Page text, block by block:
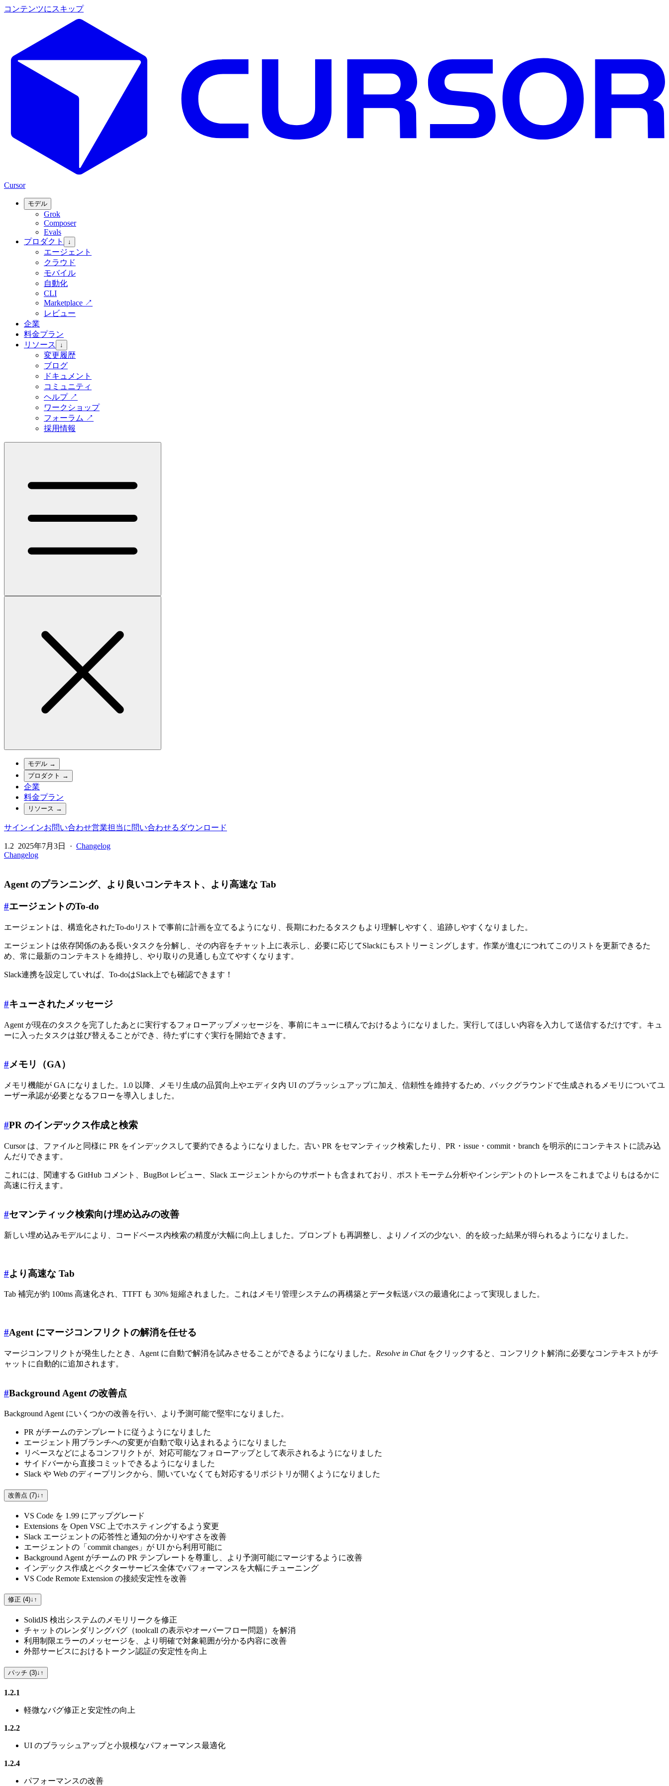
コンテンツにスキップ
Cursor
モデル
Grok
Composer
Evals
プロダクト
↓
エージェント
クラウド
モバイル
自動化
CLI
Marketplace ↗
レビュー
企業
料金プラン
リソース
↓
変更履歴
ブログ
ドキュメント
コミュニティ
ヘルプ↗
ワークショップ
フォーラム ↗
採用情報
モデル →
プロダクト →
企業
料金プラン
リソース →
サインインお問い合わせ営業担当に問い合わせる ダウンロード
1.2 2025年7月3日 · Changelog
Changelog
Agent のプランニング、より良いコンテキスト、より高速な Tab
#エージェントのTo-do
エージェントは、構造化されたTo-doリストで事前に計画を立てるようになり、長期にわたるタスクもより理解しやすく、追跡しやすくなりました。
エージェントは依存関係のある長いタスクを分解し、その内容をチャット上に表示し、必要に応じてSlackにもストリーミングします。作業が進むにつれてこのリストを更新できるた
め、常に最新のコンテキストを維持し、やり取りの見通しも立てやすくなります。
Slack連携を設定していれば、To-doはSlack上でも確認できます！
#キューされたメッセージ
Agent が現在のタスクを完了したあとに実行するフォローアップメッセージを、事前にキューに積んでおけるようになりました。実行してほしい内容を入力して送信するだけです。キュ
ーに入ったタスクは並び替えることができ、待たずにすぐ実行を開始できます。
#メモリ（GA）
メモリ機能が GA になりました。1.0 以降、メモリ生成の品質向上やエディタ内 UI のブラッシュアップに加え、信頼性を維持するため、バックグラウンドで生成されるメモリについてユ
ーザー承認が必要となるフローを導入しました。
#PR のインデックス作成と検索
Cursor は、ファイルと同様に PR をインデックスして要約できるようになりました。古い PR をセマンティック検索したり、PR・issue・commit・branch を明示的にコンテキストに読み込
んだりできます。
これには、関連する GitHub コメント、BugBot レビュー、Slack エージェントからのサポートも含まれており、ポストモーテム分析やインシデントのトレースをこれまでよりもはるかに
高速に行えます。
#セマンティック検索向け埋め込みの改善
新しい埋め込みモデルにより、コードベース内検索の精度が大幅に向上しました。プロンプトも再調整し、よりノイズの少ない、的を絞った結果が得られるようになりました。
#より高速な Tab
Tab 補完が約 100ms 高速化され、TTFT も 30% 短縮されました。これはメモリ管理システムの再構築とデータ転送パスの最適化によって実現しました。
#Agent にマージコンフリクトの解消を任せる
マージコンフリクトが発生したとき、Agent に自動で解消を試みさせることができるようになりました。 Resolve in Chatをクリックすると、コンフリクト解消に必要なコンテキストがチ
ャットに自動的に追加されます。
#Background Agent の改善点
Background Agent にいくつかの改善を行い、より予測可能で堅牢になりました。
PR がチームのテンプレートに従うようになりました
エージェント用ブランチへの変更が自動で取り込まれるようになりました
リベースなどによるコンフリクトが、対応可能なフォローアップとして表示されるようになりました
サイドバーから直接コミットできるようになりました
Slack や Web のディープリンクから、開いていなくても対応するリポジトリが開くようになりました
改善点 (7)↓ ↑
VS Code を 1.99 にアップグレード
Extensions を Open VSC 上でホスティングするよう変更
Slack エージェントの応答性と通知の分かりやすさを改善
エージェントの「commit changes」が UI から利用可能に
Background Agent がチームの PR テンプレートを尊重し、より予測可能にマージするように改善
インデックス作成とベクターサービス全体でパフォーマンスを大幅にチューニング
VS Code Remote Extension の接続安定性を改善
修正 (4)↓ ↑
SolidJS 検出システムのメモリリークを修正
チャットのレンダリングバグ（toolcall の表示やオーバーフロー問題）を解消
利用制限エラーのメッセージを、より明確で対象範囲が分かる内容に改善
外部サービスにおけるトークン認証の安定性を向上
パッチ (3)↓ ↑
1.2.1
軽微なバグ修正と安定性の向上
1.2.2
UI のブラッシュアップと小規模なパフォーマンス最適化
1.2.4
パフォーマンスの改善